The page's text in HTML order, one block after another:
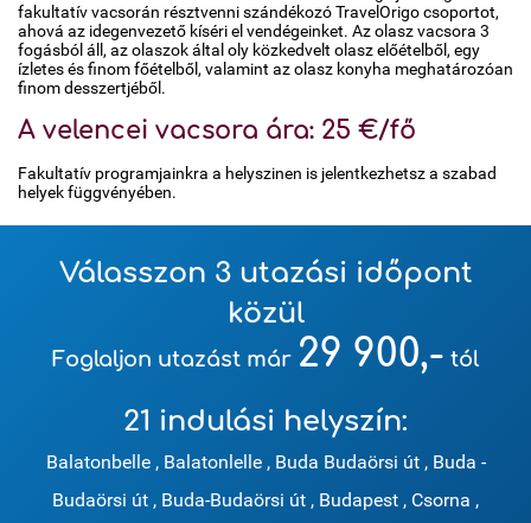
fakultatív vacsorán résztvenni szándékozó TravelOrigo csoportot,
ahová az idegenvezető kíséri el vendégeinket. Az olasz vacsora 3
fogásból áll, az olaszok által oly közkedvelt olasz előételből, egy
ízletes és finom főételből, valamint az olasz konyha meghatározóan
finom desszertjéből.
A velencei vacsora ára: 25 €/fő
Fakultatív programjainkra a helyszinen is jelentkezhetsz a szabad
helyek függvényében.
Válasszon 3 utazási időpont
közül
Foglaljon utazást már 29 900,- tól
21 indulási helyszín:
Balatonbelle ,Balatonlelle ,Buda Budaörsi út ,Buda -
Budaörsi út , Buda-Budaörsi út , Budapest , Csorna ,